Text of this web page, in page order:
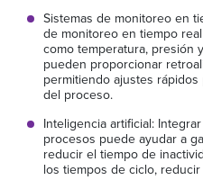
Sistemas de monitoreo en
de monitoreo en tiempo
como temperatura, presión
pueden proporcionar
permitiendo ajustes
del proceso.
Inteligencia artificial:
procesos puede ayudar a
reducir el tiempo de
los tiempos de ciclo,